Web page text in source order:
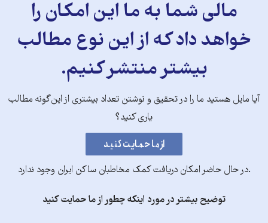
مالی شما به ما این امکان را
خواهد داد که از این نوع مطالب
بیشتر منتشر کنیم.
آیا مایل هستید ما را در تحقیق و نوشتن تعداد بیشتری از این‌گونه مطالب
یاری کنید؟
.در حال حاضر امکان دریافت کمک مخاطبان ساکن ایران وجود ندارد
توضیح بیشتر در مورد اینکه چطور از ما حمایت کنید